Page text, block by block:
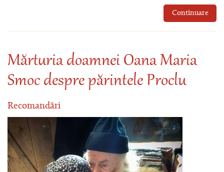
Continuare
Mărturia doamnei Oana Maria
Smoc despre părintele Proclu
Recomandări